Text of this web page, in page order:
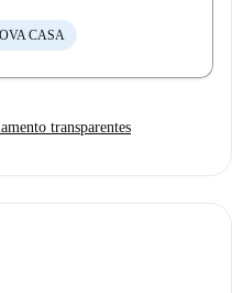
CASA
transparentes